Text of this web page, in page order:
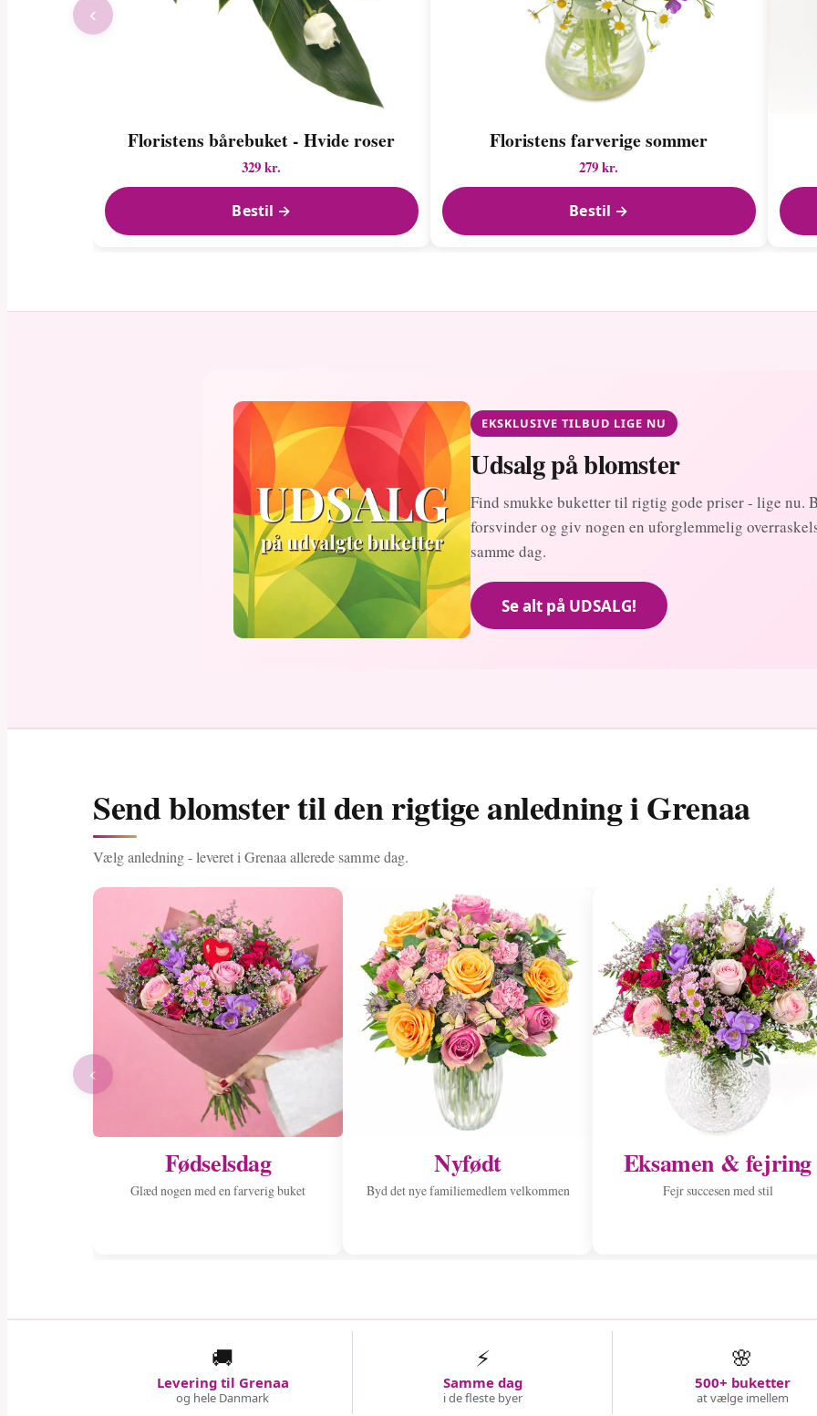
Floristens bårebuket - Hvide roser
329 kr.
Bestil →
Floristens farverige sommer
279 kr.
Bestil →
‹
EKSKLUSIVE TILBUD LIGE NU
Udsalg på blomster
Find smukke buketter til rigtig gode priser - lige nu.
forsvinder og giv nogen en uforglemmelig
samme dag.
Se alt på UDSALG!
Send blomster til den rigtige anledning i Grenaa
Vælg anledning - leveret i Grenaa allerede samme dag.
Fødselsdag
Glæd nogen med en farverig buket
Nyfødt
Byd det nye familiemedlem velkommen
Eksamen & fejring
Fejr succesen med stil
‹
🚚
Levering til Grenaa
og hele Danmark
⚡
Samme dag
i de fleste byer
🌸
500+ buketter
at vælge imellem